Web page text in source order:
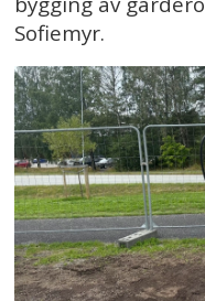
Sofiemyr.